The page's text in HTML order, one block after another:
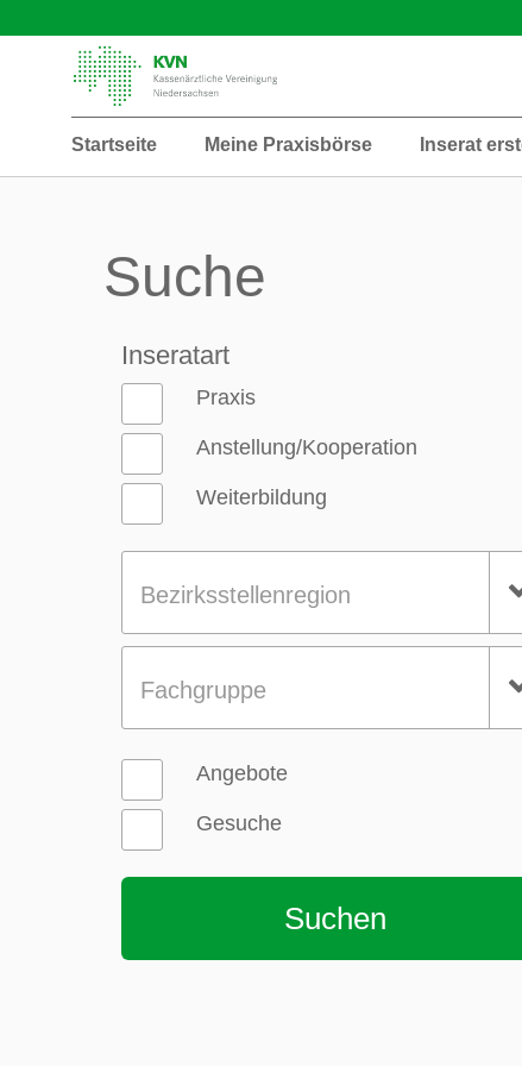
Startseite Meine Praxisbörse Inserat
Suche
Inseratart
Praxis
Anstellung/Kooperation
Weiterbildung
Bezirksstellenregion
Fachgruppe
Angebote
Gesuche